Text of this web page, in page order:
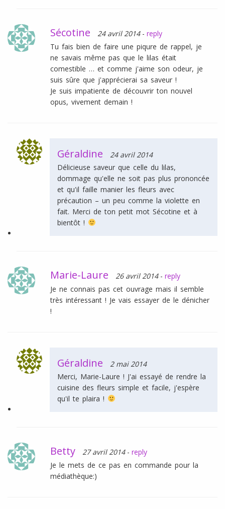
Sécotine 24 avril 2014 - reply
Tu fais bien de faire une piqure de rappel, je
ne savais même pas que le lilas était
comestible … et comme j'aime son odeur, je
suis sûre que j'apprécierai sa saveur !
Je suis impatiente de découvrir ton nouvel
opus, vivement demain !
Géraldine
24 avril 2014
Délicieuse saveur que celle du lilas,
dommage qu'elle ne soit pas plus prononcée
et qu'il faille manier les fleurs avec
précaution – un peu comme la violette en
fait. Merci de ton petit mot Sécotine et à
bientôt !
Marie-Laure 26 avril 2014 - reply
Je ne connais pas cet ouvrage mais il semble
très intéressant ! Je vais essayer de le dénicher
!
Géraldine
2 mai 2014
Merci, Marie-Laure ! J'ai essayé de rendre la
cuisine des fleurs simple et facile, j'espère
qu'il te plaira !
Betty 27 avril 2014 - reply
Je le mets de ce pas en commande pour la
médiathèque:)